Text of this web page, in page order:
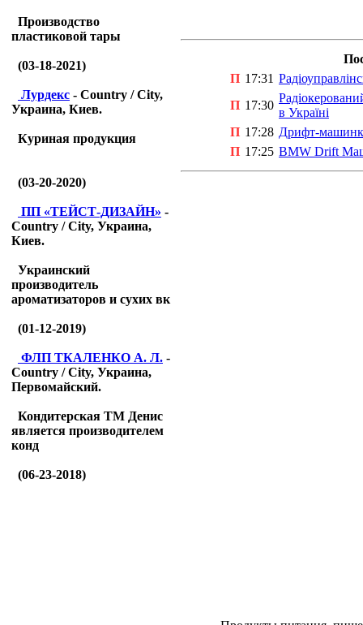
Производство
пластиковой тары
(03-18-2021)
Лурдекс - Country / City,
Украина, Киев.
Куриная продукция
(03-20-2020)
ПП «ТЕЙСТ-ДИЗАЙН» -
Country / City, Украина,
Киев.
Украинский
производитель
ароматизаторов и сухих вк
(01-12-2019)
ФЛП ТКАЛЕНКО А. Л. -
Country / City, Украина,
Первомайский.
Кондитерская ТМ Денис
является производителем
конд
(06-23-2018)
П 17:31
П 17:30
в Україні
П 17:28 Дрифт-
П 17:25 BMW Drift